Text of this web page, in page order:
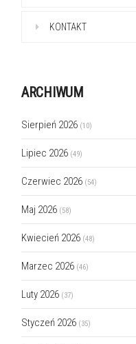
KONTAKT
ARCHIWUM
Sierpień 2026 (10)
Lipiec 2026 (49)
Czerwiec 2026 (54)
Maj 2026 (58)
Kwiecień 2026 (48)
Marzec 2026 (46)
Luty 2026 (37)
Styczeń 2026 (35)